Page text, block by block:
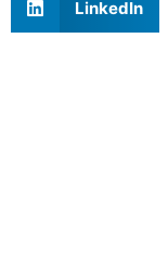
LinkedIn